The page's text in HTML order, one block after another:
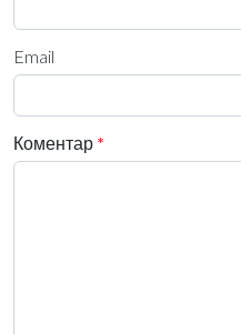
Email
Коментар *